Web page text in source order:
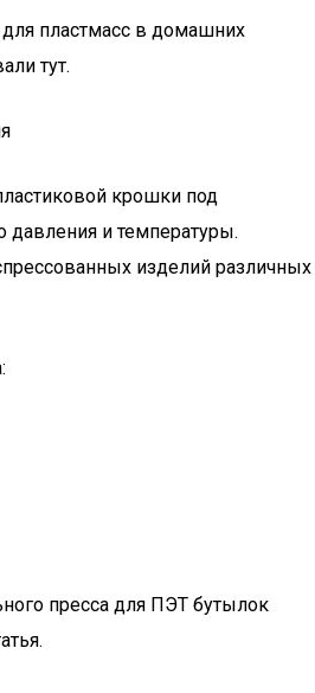
пластмасс в домашних
тут.
крошки под
и температуры.
изделий различных
пресса для ПЭТ бутылок